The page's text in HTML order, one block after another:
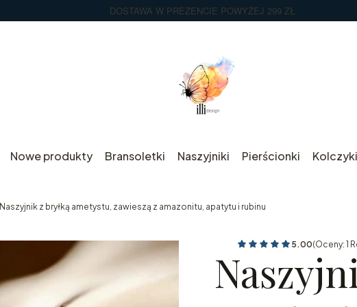
DOSTAWA W PREZENCIE POWYŻEJ 299 ZŁ
Nowe produkty Bransoletki Naszyjniki Pierścionki Kolczyki
Naszyjnik z bryłką ametystu, zawieszą z amazonitu, apatytu i rubinu
5.00(Oceny: 1